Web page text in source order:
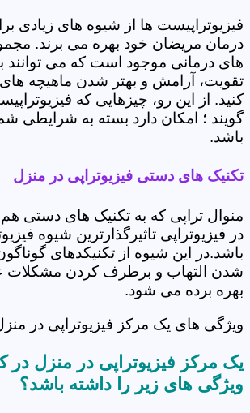
فیزیوتراپیست ها از شیوه های زیادی
درمان مریضان خود بهره می برند.
های درمانی موجود است که می توانند
تقویت، آرامش و بهتر شدن ماهیچه
کنید. از این رو، چیزهایی که
گویند ؛ امکان دارد بسته به شرایطی
باشد.
تکنیک های دستی فیزیوتراپی در منزل
منوال تراپی که به تکنیک های دستی
در فیزیوتراپی تاثیرگذارترین شیوه
باشد.در این شیوه از تکنیکدهای
شدن التهاب و برطرف کردن مشکلات
بهره برده می شود.
ویژگی های یک مرکز فیزیوتراپی در
یک مرکز فیزیوتراپی در منزل در
ویژگی های زیر را داشته باشد؟